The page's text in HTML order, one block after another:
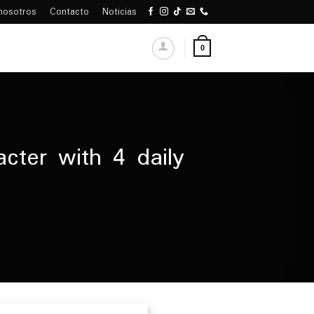
Contacto Noticias
0
with 4 daily